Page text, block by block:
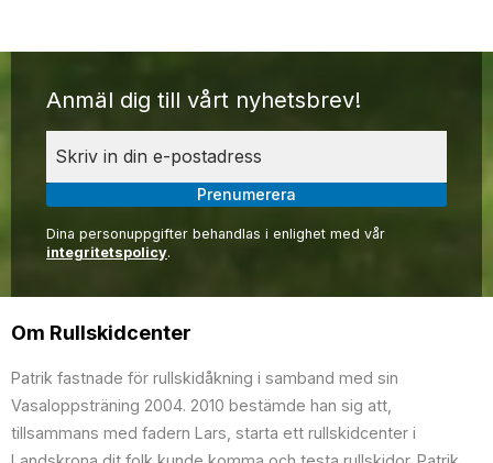
Anmäl dig till vårt nyhetsbrev!
Prenumerera
Dina personuppgifter behandlas i enlighet med vår
integritetspolicy.
Om Rullskidcenter
Patrik fastnade för rullskidåkning i samband med sin
Vasaloppsträning 2004. 2010 bestämde han sig att,
tillsammans med fadern Lars, starta ett rullskidcenter i